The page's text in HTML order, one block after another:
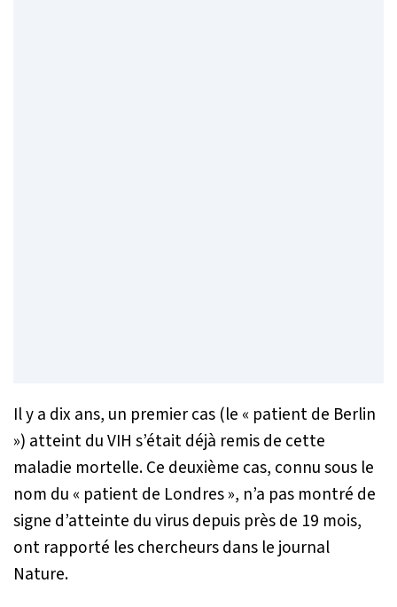
Il y a dix ans, un premier cas (le « patient de Berlin
») atteint du VIH s’était déjà remis de cette
maladie mortelle. Ce deuxième cas, connu sous le
nom du « patient de Londres », n’a pas montré de
signe d’atteinte du virus depuis près de 19 mois,
ont rapporté les chercheurs dans le journal
Nature.